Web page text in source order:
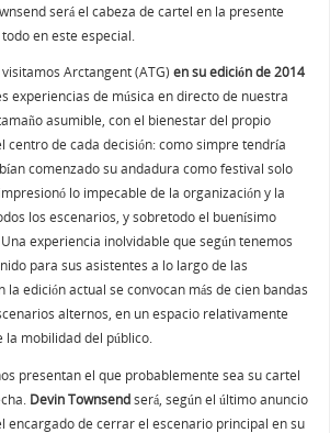
será el cabeza de cartel en la presente
en este especial.
Arctangent (ATG) en su edición de 2014
experiencias de música en directo de nuestra
asumible, con el bienestar del propio
centro de cada decisión: como simpre tendría
comenzado su andadura como festival solo
lo impecable de la organización y la
los escenarios, y sobretodo el buenísimo
experiencia inolvidable que según tenemos
para sus asistentes a lo largo de las
la edición actual se convocan más de cien bandas
alternos, en un espacio relativamente
mobilidad del público.
presentan el que probablemente sea su cartel
Devin Townsendserá, según el último anuncio
encargado de cerrar el escenario principal en su